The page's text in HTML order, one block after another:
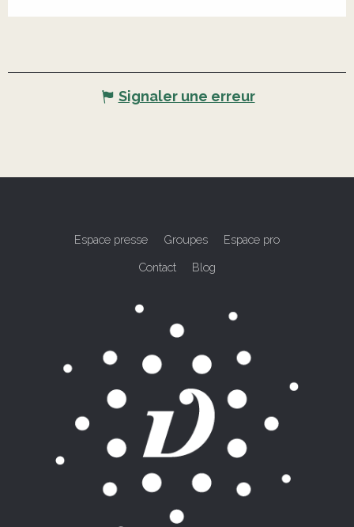
Signaler une erreur
Espace presse Groupes Espace pro
Contact Blog